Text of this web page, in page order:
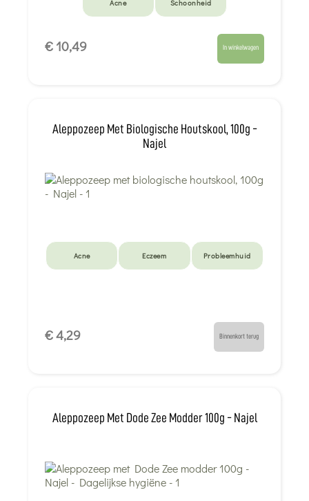
Acne Schoonheid
€ 10,49 In winkelwagen
Aleppozeep Met Biologische Houtskool, 100g -
Najel
Acne Eczeem Probleemhuid
€ 4,29 Binnenkort terug
Aleppozeep Met Dode Zee Modder 100g - Najel